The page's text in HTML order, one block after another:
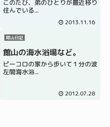
このたび、弟のひとりが最近移り
住んでいる...
2013.11.16
館山日記
館山の海水浴場など。
ピーコロの家から歩いて１分の波
左間海水浴...
2012.07.28